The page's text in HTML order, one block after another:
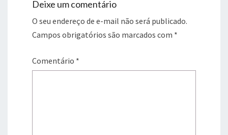
Deixe um comentário
O seu endereço de e-mail não será publicado.
Campos obrigatórios são marcados com *
Comentário *